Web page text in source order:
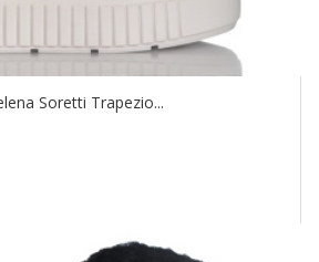
Soretti Trapezio...